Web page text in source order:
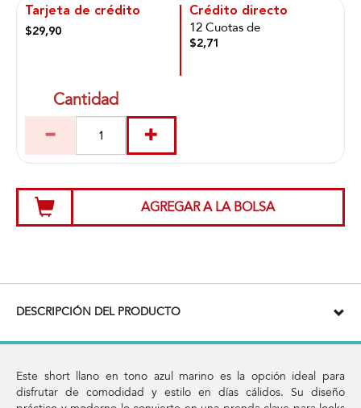
Tarjeta de crédito
$29,90
Crédito directo
12 Cuotas de
$2,71
Cantidad
AGREGAR A LA BOLSA
DESCRIPCIÓN DEL PRODUCTO
Este short llano en tono azul marino es la opción ideal para
disfrutar de comodidad y estilo en días cálidos. Su diseño